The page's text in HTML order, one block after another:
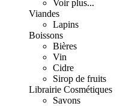
Voir plus...
Viandes
Lapins
Boissons
Bières
Vin
Cidre
Sirop de fruits
Librairie Cosmétiques
Savons